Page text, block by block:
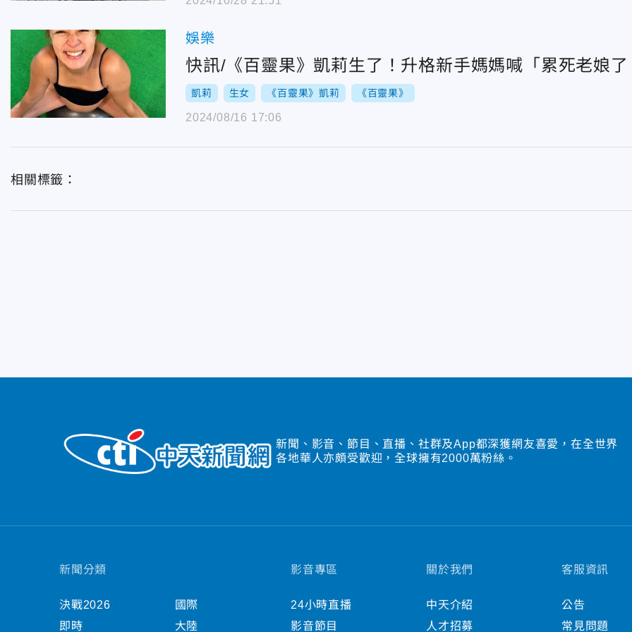
娛樂
快訊/《百靈果》凱莉生了！升格新手媽媽喊「累死老娘
凱莉 生女 《百靈果》凱莉 《百靈果》
2024/08/16 17:06
相關標籤：
新聞、影音、節目、直播、社群及App都深獲網友喜愛，在全世界
各地華人亦頗受歡迎，全球擁有2000萬粉絲。
新聞分類
決戰2026
即時
國際
大陸
影音專區
24小時直播
影音節目
關於我們
中天介紹
人才招募
客服資訊
公告
常見問題